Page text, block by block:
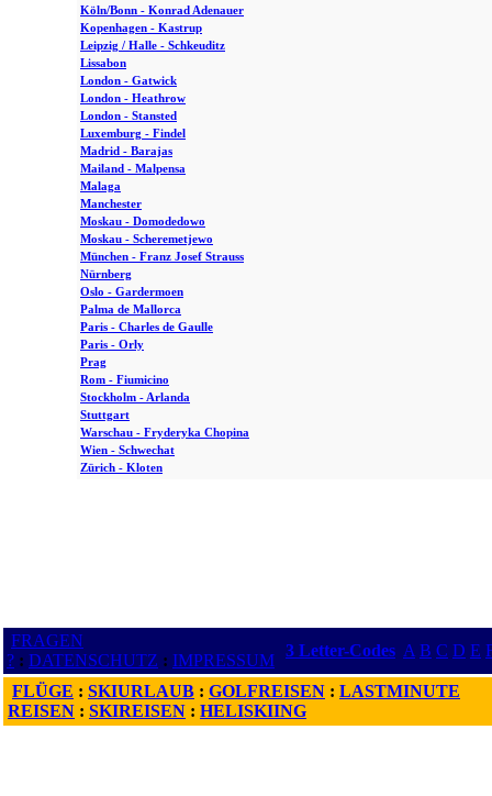
Köln/Bonn - Konrad Adenauer
Kopenhagen - Kastrup
Leipzig / Halle - Schkeuditz
Lissabon
London - Gatwick
London - Heathrow
London - Stansted
Luxemburg - Findel
Madrid - Barajas
Mailand - Malpensa
Malaga
Manchester
Moskau - Domodedowo
Moskau - Scheremetjewo
München - Franz Josef Strauss
Nürnberg
Oslo - Gardermoen
Palma de Mallorca
Paris - Charles de Gaulle
Paris - Orly
Prag
Rom - Fiumicino
Stockholm - Arlanda
Stuttgart
Warschau - Fryderyka Chopina
Wien - Schwechat
Zürich - Kloten
FRAGEN
? : DATENSCHUTZ : IMPRESSUM
3 Letter-Codes A B C D E
FLÜGE : SKIURLAUB : GOLFREISEN : LASTMINUTE
REISEN : SKIREISEN : HELISKIING